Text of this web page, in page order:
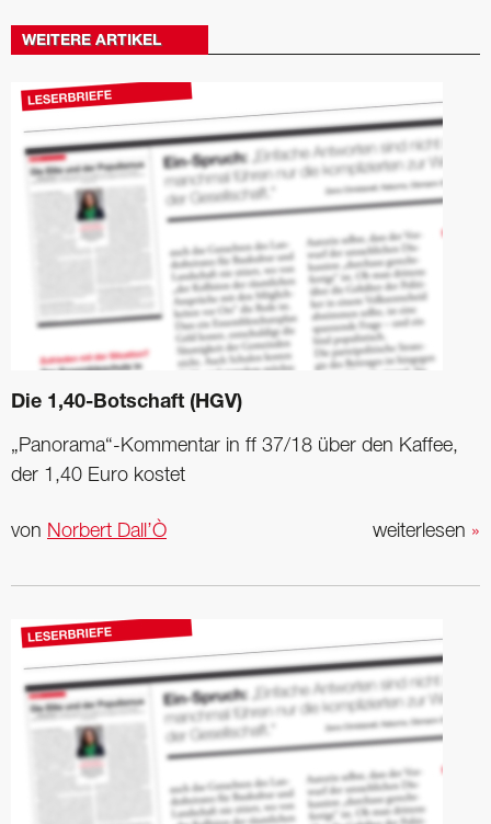
WEITERE ARTIKEL
Die 1,40-Botschaft (HGV)
„Panorama“-Kommentar in ff 37/18 über den Kaffee,
der 1,40 Euro kostet
weiterlesen »
von Norbert Dall’Ò